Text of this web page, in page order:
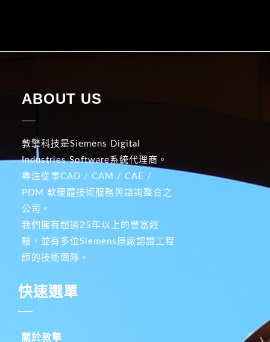
ABOUT US
敦擎科技是Siemens Digital
Industries Software系統代理商。
專注從事CAD / CAM / CAE /
PDM 軟硬體技術服務與諮詢整合之
公司。
我們擁有超過25年以上的豐富經
驗，並有多位Siemens原廠認證工程
師的技術團隊。
快速選單
關於敦擎